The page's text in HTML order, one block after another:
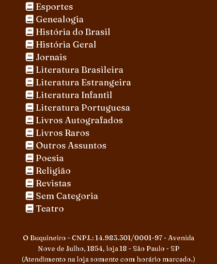
Esportes
Genealogia
História do Brasil
História Geral
Jornais
Literatura Brasileira
Literatura Estrangeira
Literatura Infantil
Literatura Portuguesa
Livros Autografados
Livros Raros
Outros Assuntos
Poesia
Religião
Revistas
Sem Categoria
Teatro
O Buquineiro - CNPJ.: 14.983.301/0001-97 - Avenida
Nove de Julho, 1854, loja 18 - São Paulo - SP
(Atendimento na loja somente com horário marcado.)